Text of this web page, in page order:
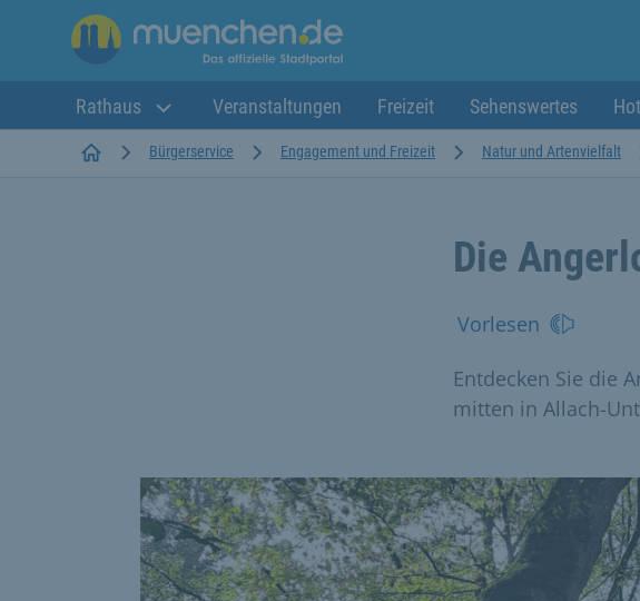
Rathaus Veranstaltungen Freizeit Sehenswertes
StartseiteBürgerservice Engagement und Freizeit Natur und Artenvielfalt
Die
Vorlesen
Entdecken Sie die
mitten in Allach-